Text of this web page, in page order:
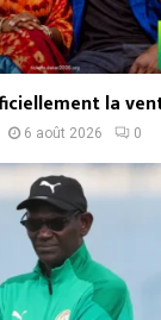
la
6 août 2026 0